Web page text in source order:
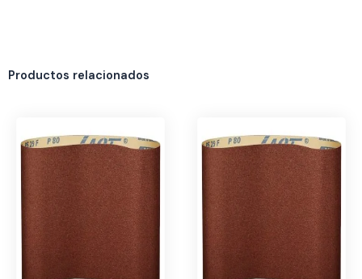
Productos relacionados